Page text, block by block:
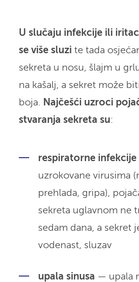
U slučaju infekcije ili
se više sluzi te tada
sekreta u nosu, šlajm u
na kašalj, a sekret može
boja. Najčešći uzroci
stvaranja sekreta su:
respiratorne infekcije
uzrokovane virusima
prehlada, gripa),
sekreta uglavnom ne
sedam dana, a sekret
vodenast, sluzav
upala sinusa — upala